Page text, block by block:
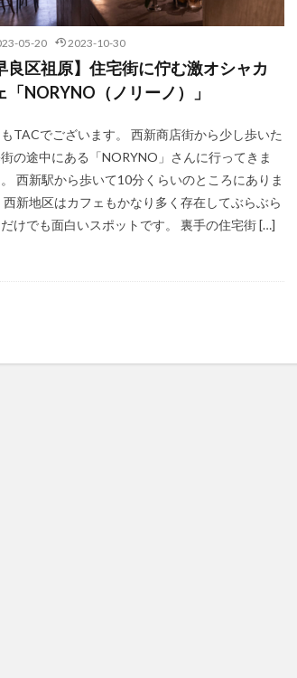
05-20 2023-10-30
良区祖原】住宅街に佇む激オシャカ
「NORYNO（ノリーノ）」
TACでございます。 西新商店街から少し歩いた
の途中にある「NORYNO」さんに行ってきま
。 西新駅から歩いて10分くらいのところにありま
西新地区はカフェもかなり多く存在してぶらぶら
けでも面白いスポットです。 裏手の住宅街 […]